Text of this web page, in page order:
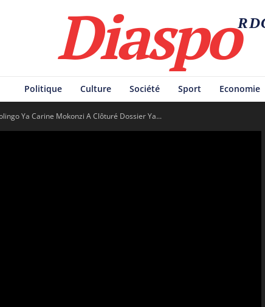
Diaspo
Politique Culture Société Sport Economie
Ya Carine Mokonzi A Clôturé Dossier Ya...